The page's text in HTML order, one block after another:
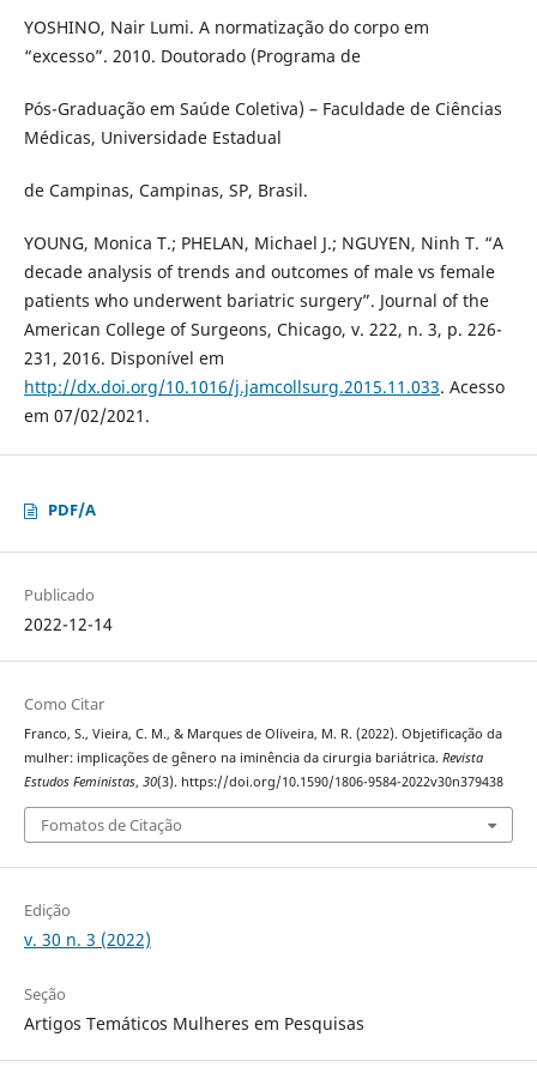
YOSHINO, Nair Lumi. A normatização do corpo em
“excesso”. 2010. Doutorado (Programa de
Pós-Graduação em Saúde Coletiva) – Faculdade de Ciências
Médicas, Universidade Estadual
de Campinas, Campinas, SP, Brasil.
YOUNG, Monica T.; PHELAN, Michael J.; NGUYEN, Ninh T. “A
decade analysis of trends and outcomes of male vs female
patients who underwent bariatric surgery”. Journal of the
American College of Surgeons, Chicago, v. 222, n. 3, p. 226-
231, 2016. Disponível em
http://dx.doi.org/10.1016/j.jamcollsurg.2015.11.033. Acesso
em 07/02/2021.
PDF/A
Publicado
2022-12-14
Como Citar
Franco, S., Vieira, C. M., & Marques de Oliveira, M. R. (2022). Objetificação da
mulher: implicações de gênero na iminência da cirurgia bariátrica. Revista
Estudos Feministas, 30(3). https://doi.org/10.1590/1806-9584-2022v30n379438
Fomatos de Citação
Edição
v. 30 n. 3 (2022)
Seção
Artigos Temáticos Mulheres em Pesquisas